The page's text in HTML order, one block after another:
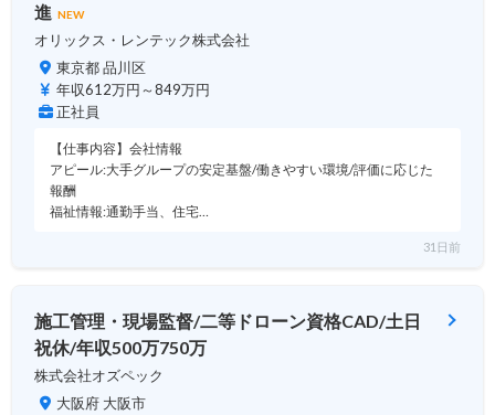
進 NEW
オリックス・レンテック株式会社
東京都 品川区
年収612万円～849万円
正社員
【仕事内容】会社情報
アピール:大手グループの安定基盤/働きやすい環境/評価に応じた
報酬
福祉情報:通勤手当、住宅…
31日前
施工管理・現場監督/二等ドローン資格CAD/土日
祝休/年収500万750万
株式会社オズペック
大阪府 大阪市